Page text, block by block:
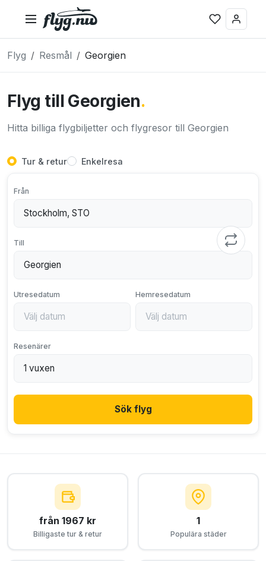
Flyg Resmål Georgien
Flyg till Georgien.
Hitta billiga flygbiljetter och flygresor till Georgien
Tur & retur Enkelresa
Från
Till
Utresedatum Hemresedatum
Resenärer
Sök flyg
från 1967 kr
Billigaste tur & retur
1
Populära städer